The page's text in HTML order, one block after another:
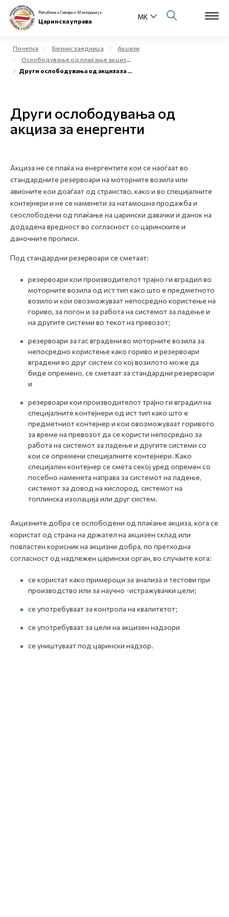
За нас
Бизнис заедница
Медиа центар
Контакт
Е-Весник
Република Северна Македонија
Царинска управа
Почетна Бизнис заедница
Акцизи
Ослободување од плаќање акциза и повластено користење на акцизни добра
Други ослободувања од акциза за енергенти
Други ослободувања од
акциза за енергенти
Акциза не се плаќа на енергентите кои се наоѓаат во
стандардните резервоари на моторните возила или
авионите кои доаѓаат од странство, како и во специјалните
контејнери и не се наменети за натамошна продажба и
сеослободени од плаќање на царински давачки и данок на
додадена вредност во согласност со царинските и
даночните прописи.
Под стандардни резервоари се сметаат:
резервоари кои производителот трајно ги вградил во
моторните возила од ист тип како што е предметното
возило и кои овозможуваат непосредно користење на
гориво, за погон и за работа на системот за ладење и
на другите системи во текот на превозот;
резервоари за гас вградени во моторните возила за
непосредно користење како гориво и резервоари
вградени во друг систем со кој возилото може да
биде опремено, се сметаат за стандардни резервоари
и
резервоари кои производителот трајно ги вградил на
специјалните контејнери од ист тип како што е
предметниот контејнер и кои овозможуваат горивото
за време на превозот да се користи непосредно за
работа на системот за ладење и другите системи со
кои се опремени специјалните контејнери. Како
специјален контејнер се смета секој уред опремен со
посебно наменета направа за системот на ладење,
системот за довод на кислород, системот на
топлинска изолација или друг систем.
Акцизните добра се ослободени од плаќање акциза, кога се
користат од страна на држател на акцизен склад или
повластен корисник на акцизни добра, по претходна
согласност од надлежен царински орган, во случаите кога:
се користат како примероци за анализа и тестови при
производство или за научно -истражувачки цели;
се употребуваат за контрола на квалитетот;
се употребуваат за цели на акцизен надзори
се уништуваат под царински надзор.